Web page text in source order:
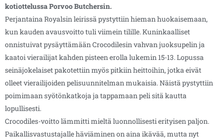
kotiottelussa Porvoo Butchersin.
Perjantaina Royalsin leirissä pystyttiin hieman huokaisemaan,
kun kauden avausvoitto tuli viimein tilille. Kuninkaalliset
onnistuivat pysäyttämään Crocodilesin vahvan juoksupelin ja
kaatoi vierailijat kahden pisteen erolla lukemin 15-13. Lopussa
seinäjokelaiset pakotettiin myös pitkiin heittoihin, jotka eivät
olleet vierailijoiden pelisuunnitelman mukaisia. Näistä pystyttiin
poimimaan syötönkatkoja ja tappamaan peli sitä kautta
lopullisesti.
Crocodiles-voitto lämmitti mieltä luonnollisesti erityisen paljon.
Paikallisvastustajalle häviäminen on aina ikävää, mutta nyt